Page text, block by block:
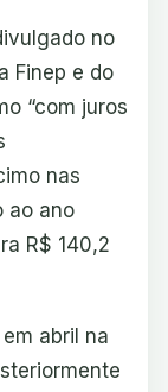
no
Finep e do
“com juros
nas
ao ano
R$ 140,2
abril na